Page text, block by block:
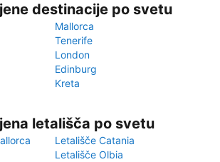
destinacije po svetu
Mallorca
Tenerife
London
Edinburg
Kreta
letališča po svetu
Letališče Catania
Letališče Olbia